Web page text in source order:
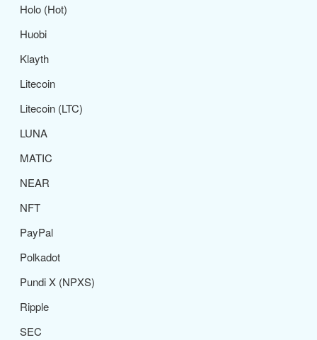
Holo (Hot)
Huobi
Klayth
Litecoin
Litecoin (LTC)
LUNA
MATIC
NEAR
NFT
PayPal
Polkadot
Pundi X (NPXS)
Ripple
SEC